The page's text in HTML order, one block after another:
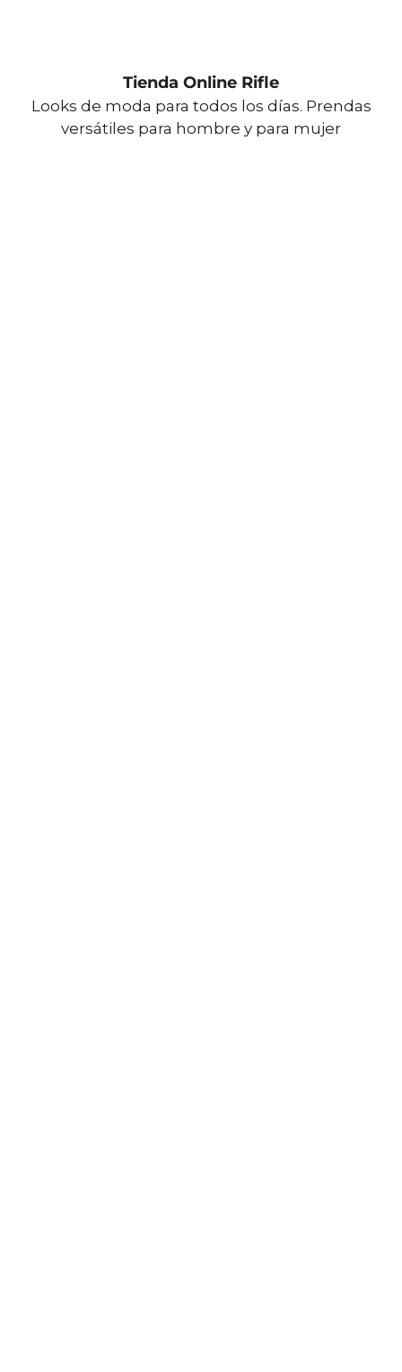
Tienda Online Rifle
Looks de moda para todos los días. Prendas
versátiles para hombre y para mujer